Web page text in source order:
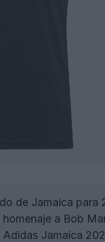
de Jamaica
a Bob
Adidas Jamaica